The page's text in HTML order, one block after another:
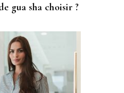
gua sha choisir ?